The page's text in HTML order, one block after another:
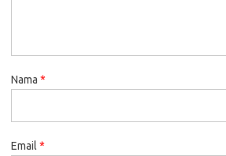
Nama *
Email *